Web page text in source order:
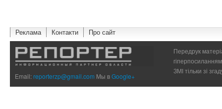
Реклама Контакти Про сайт
Email:reporterzp@gmail.com Мы вGoogle+
Передрук
ЗМІ тільки зі